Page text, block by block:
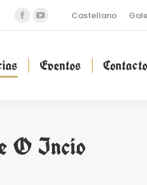
Facebook
in
YouTube
in
Castellano
Eventos Contacto
O Incio
Eventos